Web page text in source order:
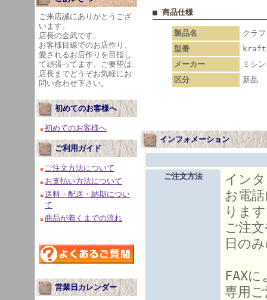
ご来店誠にありがとうござ
います。
店長の金武です。
お客様目線でのお店作り、
愛されるお店作りを目指し
て頑張ってます。ご要望は
店長までどうぞお気軽にお
問い合わせ下さい。
初めてのお客様へ
初めてのお客様へ
ご利用ガイド
ご注文方法について
お支払い方法について
送料・配送・納期につい
て
商品が着くまでの流れ
営業日カレンダー
■ 商品仕様
製品名
クラ
型番
メーカー
ミシ
区分
新品
インフォメーション
ご注文方法
イン
お電
りま
ご注
日の
FAX
専用